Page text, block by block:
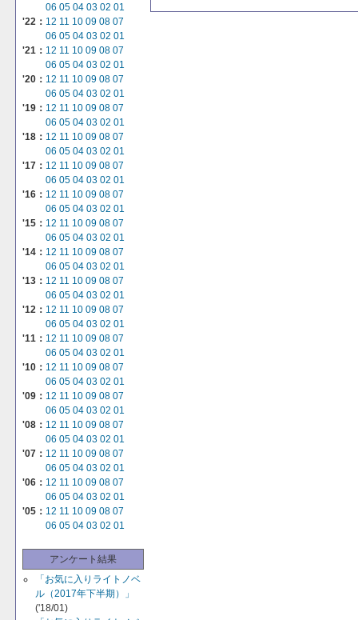
06 05 04 03 02 01
'22： 12 11 10 09 08 07
06 05 04 03 02 01
'21： 12 11 10 09 08 07
06 05 04 03 02 01
'20： 12 11 10 09 08 07
06 05 04 03 02 01
'19： 12 11 10 09 08 07
06 05 04 03 02 01
'18： 12 11 10 09 08 07
06 05 04 03 02 01
'17： 12 11 10 09 08 07
06 05 04 03 02 01
'16： 12 11 10 09 08 07
06 05 04 03 02 01
'15： 12 11 10 09 08 07
06 05 04 03 02 01
'14： 12 11 10 09 08 07
06 05 04 03 02 01
'13： 12 11 10 09 08 07
06 05 04 03 02 01
'12： 12 11 10 09 08 07
06 05 04 03 02 01
'11： 12 11 10 09 08 07
06 05 04 03 02 01
'10： 12 11 10 09 08 07
06 05 04 03 02 01
'09： 12 11 10 09 08 07
06 05 04 03 02 01
'08： 12 11 10 09 08 07
06 05 04 03 02 01
'07： 12 11 10 09 08 07
06 05 04 03 02 01
'06： 12 11 10 09 08 07
06 05 04 03 02 01
'05： 12 11 10 09 08 07
06 05 04 03 02 01
アンケート結果
「お気に入りライトノベ
ル（2017年下半期）」
('18/01)